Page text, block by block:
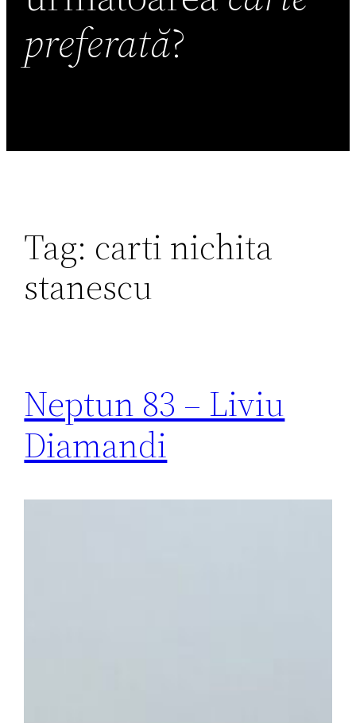
preferată?
Tag: carti nichita
stanescu
Neptun 83 – Liviu
Diamandi